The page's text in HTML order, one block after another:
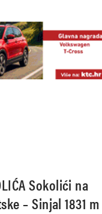
Sokolići na
– Sinjal 1831 m